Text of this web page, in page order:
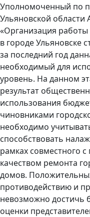
Уполномоченный по
Ульяновской области
«Организация
в городе Ульяновске
за последний год
необходимый для
уровень. На данном
результат
использования
чиновниками
необходимо
способствовать
рамках совместного
качеством ремонта
домов.
противодействию и
невозможно достичь
оценки